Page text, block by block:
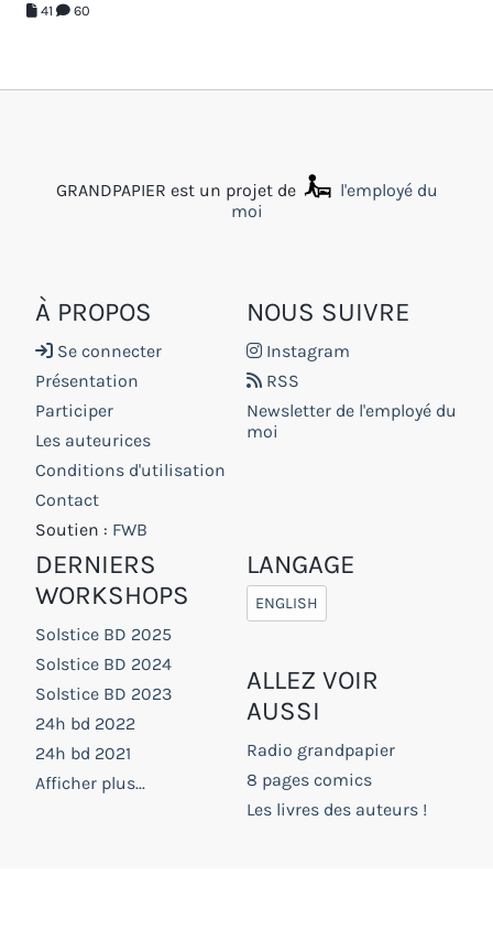
41 60
GRANDPAPIER est un projet de
l'employé du
moi
À PROPOS
Se connecter
Présentation
Participer
Les auteurices
Conditions d'utilisation
Contact
Soutien : FWB
NOUS SUIVRE
Instagram
RSS
Newsletter de l'employé du
moi
DERNIERS
WORKSHOPS
Solstice BD 2025
Solstice BD 2024
Solstice BD 2023
24h bd 2022
24h bd 2021
Afficher plus...
LANGAGE
ENGLISH
ALLEZ VOIR
AUSSI
Radio grandpapier
8 pages comics
Les livres des auteurs !